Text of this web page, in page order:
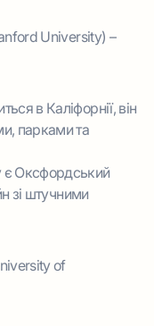
University) –
в Каліфорнії, він
парками та
Оксфордський
зі штучними
of